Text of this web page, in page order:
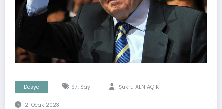
Dosya 97. Sayı Şükrü ALNIAÇIK
21 Ocak 2023